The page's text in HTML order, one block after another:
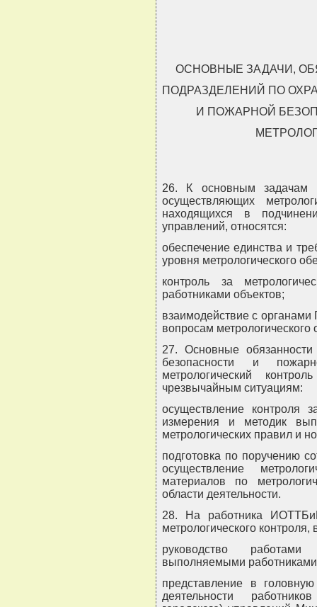
ОСНОВНЫЕ ЗАДАЧИ,
ПОДРАЗДЕЛЕНИЙ ПО
И ПОЖАРНОЙ
26. К основным
осуществляющих
находящихся в
управлений, относятся:
обеспечение единства и
уровня метрологического
контроль за
работниками объектов;
взаимодействие с
вопросам метрологического
27. Основные
безопасности и
метрологический
чрезвычайным ситуациям:
осуществление контроля
измерения и методик
метрологических правил и
подготовка по поручению
осуществление
материалов по
области деятельности.
28. На работника
метрологического контроля,
руководство
выполняемыми
представление в
деятельности